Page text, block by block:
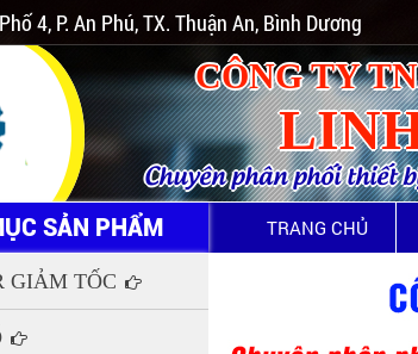
4, P. An Phú, TX. Thuận An, Bình Dương
CÔNG TY
Chuyên phân phối thiết
SẢN PHẨM TRANG CHỦ
GIẢM TỐC